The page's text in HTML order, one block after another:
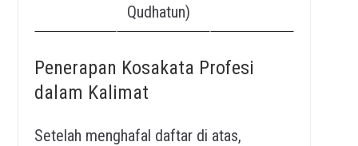
Qudhatun)
Penerapan Kosakata Profesi
dalam Kalimat
Setelah menghafal daftar di atas,